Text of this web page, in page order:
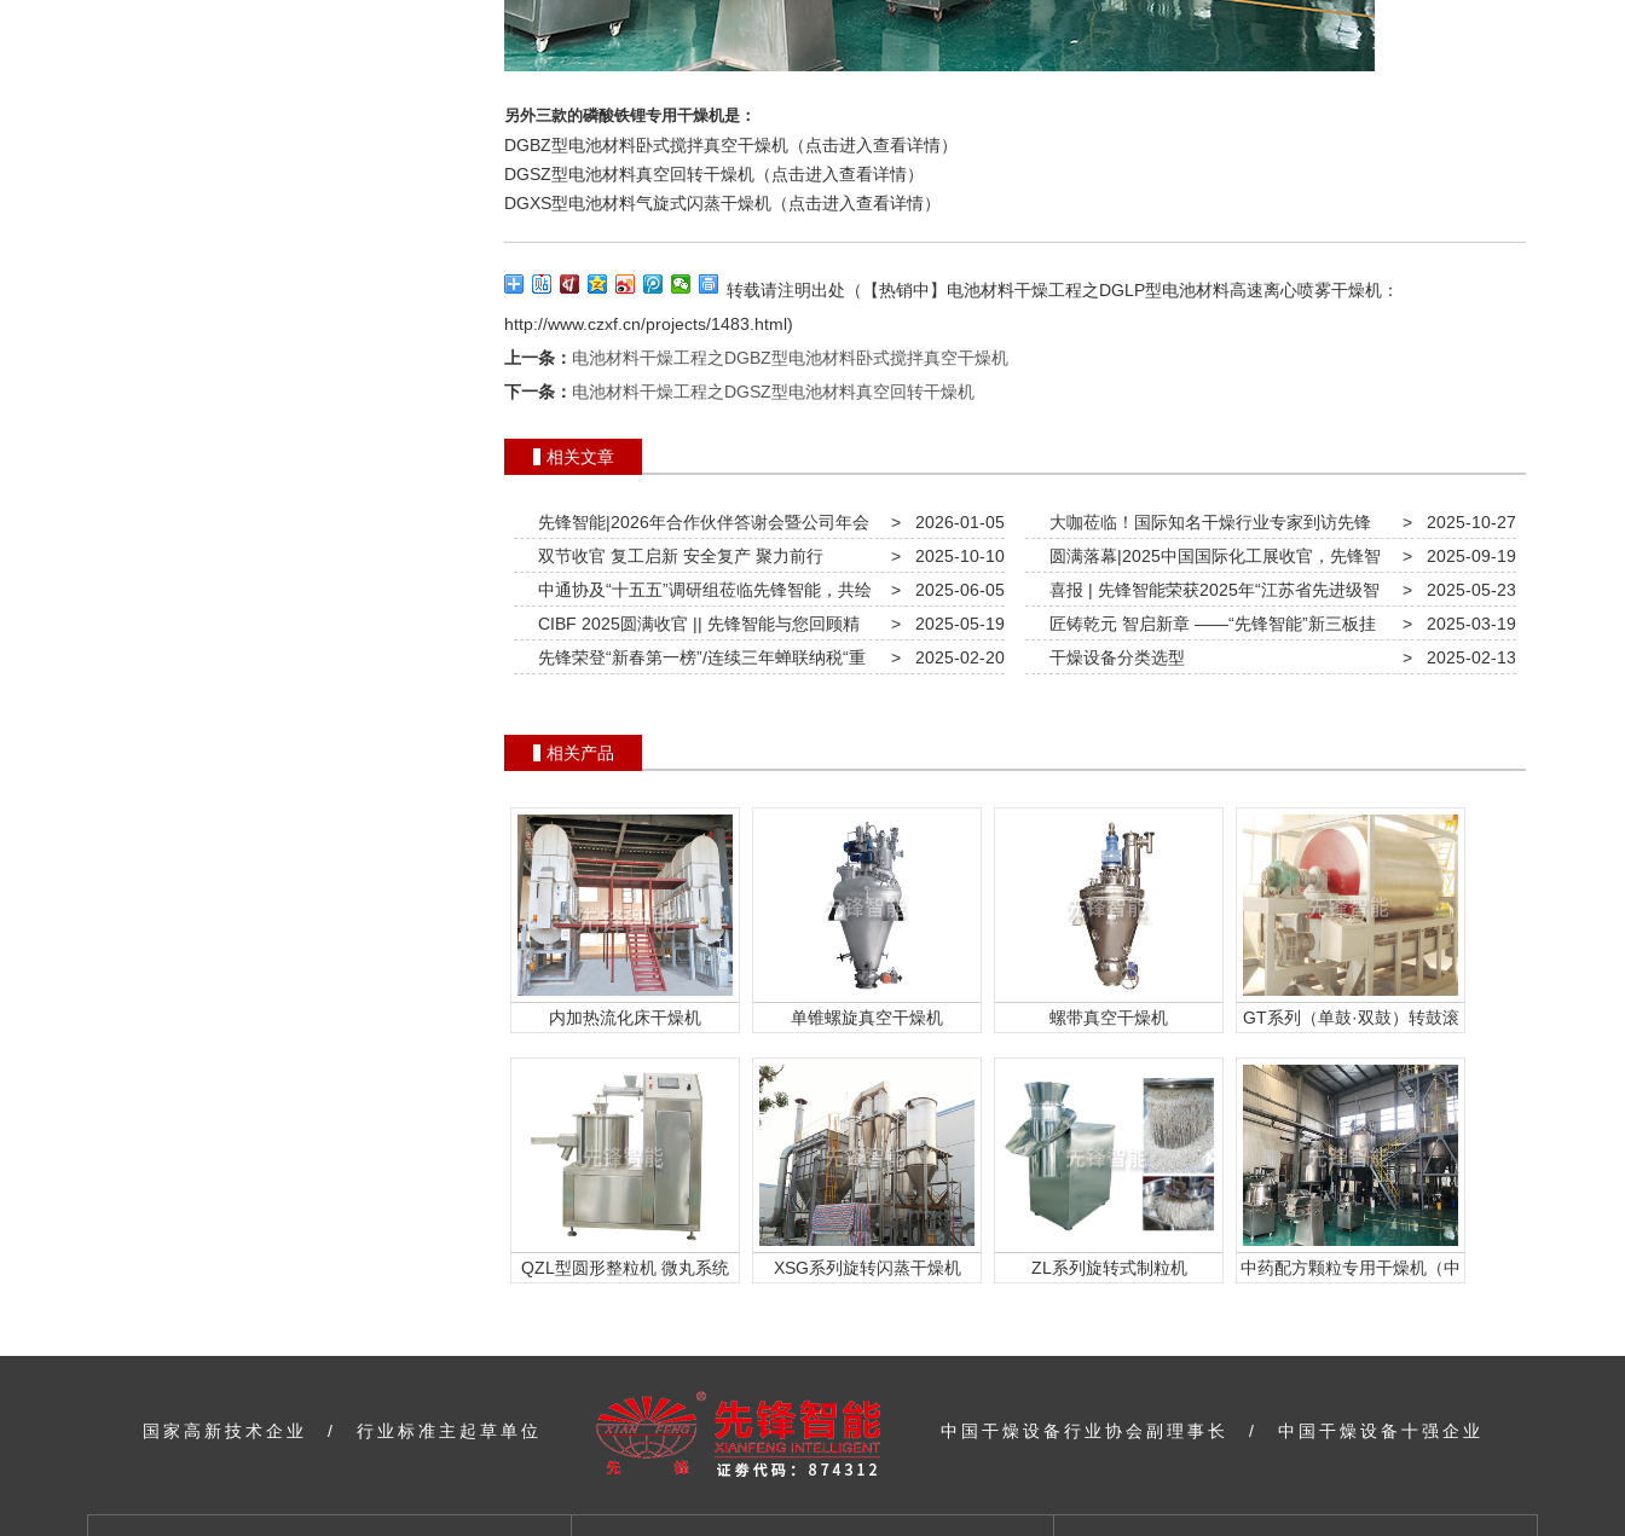
另外三款的磷酸铁锂专用干燥机是：
DGBZ型电池材料卧式搅拌真空干燥机（点击进入查看详情）
DGSZ型电池材料真空回转干燥机（点击进入查看详情）
DGXS型电池材料气旋式闪蒸干燥机（点击进入查看详情）
转载请注明出处（【热销中】电池材料干燥工程之DGLP型电池材料高速离心喷雾干燥机：
http://www.czxf.cn/projects/1483.html)
上一条： 电池材料干燥工程之DGBZ型电池材料卧式搅拌真空干燥机
下一条： 电池材料干燥工程之DGSZ型电池材料真空回转干燥机
相关文章
2026-01-05
>
先锋智能|2026年合作伙伴答谢会暨公司年会 2025-10-27
>
大咖莅临！国际知名干燥行业专家到访先锋
智能，共话干燥行业新未来
2025-10-10
>
双节收官 复工启新 安全复产 聚力前行 2025-09-19
>
圆满落幕|2025中国国际化工展收官，先锋智
能闪耀全场，共创行业新未来！
2025-06-05
>
中通协及“十五五”调研组莅临先锋智能，共绘
干燥行业高质量发展蓝图
2025-05-23
>
喜报 | 先锋智能荣获2025年“江苏省先进级智
能工厂”
2025-05-19
>
CIBF 2025圆满收官 || 先锋智能与您回顾精
彩瞬间!
2025-03-19
>
匠铸乾元 智启新章 ——“先锋智能”新三板挂
牌志庆
2025-02-20
>
先锋荣登“新春第一榜”/连续三年蝉联纳税“重
2025-02-13
>
干燥设备分类选型
相关产品
内加热流化床干燥机 单锥螺旋真空干燥机 螺带真空干燥机
GT系列（单鼓·双鼓）转鼓滚
QZL型圆形整粒机 微丸系统 XSG系列旋转闪蒸干燥机 ZL系列旋转式制粒机
中药配方颗粒专用干燥机（中
国家高新技术企业 / 行业标准主起草单位 中国干燥设备行业协会副理事长 / 中国干燥设备十强企业